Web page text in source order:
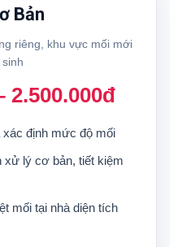
Bản
riêng, khu vực mối mới
2.500.000đ
định mức độ mối
xử lý cơ bản, tiết kiệm
mối tại nhà diện tích